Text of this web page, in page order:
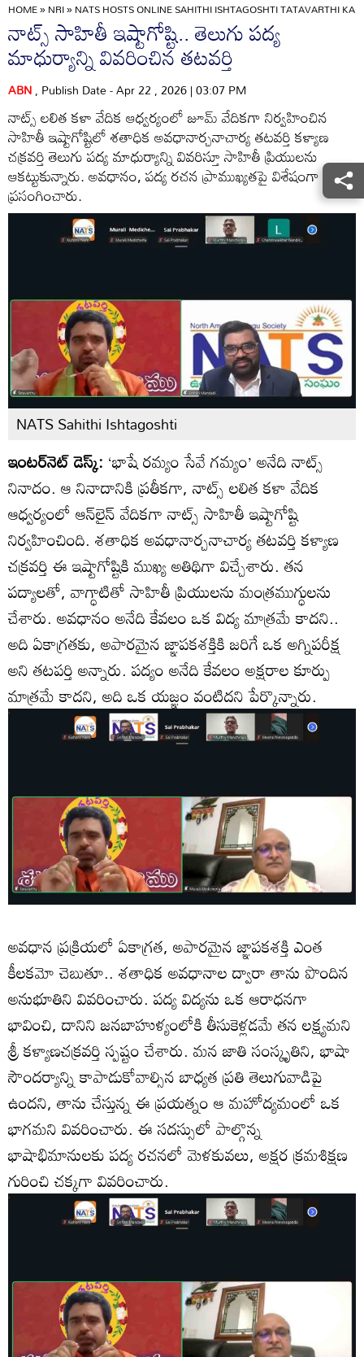
HOME»NRI»NATS HOSTS ONLINE SAHITHI ISHTAGOSHTI TATAVARTHI
నాట్స్ సాహితీ ఇష్టాగోష్టి.. తెలుగు పద్య
మాధుర్యాన్ని వివరించిన తటవర్తి
ABN, Publish Date - Apr 22 , 2026 | 03:07 PM
నాట్స్ లలిత కళా వేదిక ఆధ్వర్యంలో జూమ్ వేదికగా నిర్వహించిన
సాహితీ ఇష్టాగోష్టిలో శతాధిక అవధానార్చనాచార్య తటవర్తి కళ్యాణ
చక్రవర్తి తెలుగు పద్య మాధుర్యాన్ని వివరిస్తూ సాహితీ ప్రియులను
ఆకట్టుకున్నారు. అవధానం, పద్య రచన ప్రాముఖ్యతపై విశేషంగా
ప్రసంగించారు.
NATS Sahithi Ishtagoshti
ఇంటర్‌నెట్ డెస్క్: ‘భాషే రమ్యం సేవే గమ్యం’ అనేది నాట్స్
నినాదం. ఆ నినాదానికి ప్రతీకగా, నాట్స్ లలిత కళా వేదిక
ఆధ్వర్యంలో ఆన్‌లైన్ వేదికగా నాట్స్ సాహితీ ఇష్టాగోష్టి
నిర్వహించింది. శతాధిక అవధానార్చనాచార్య తటవర్తి కళ్యాణ
చక్రవర్తి ఈ ఇష్టాగోష్టికి ముఖ్య అతిథిగా విచ్చేశారు. తన
పద్యాలతో, వాగ్ధాటితో సాహితీ ప్రియులను మంత్రముగ్ధులను
చేశారు. అవధానం అనేది కేవలం ఒక విద్య మాత్రమే కాదని..
అది ఏకాగ్రతకు, అపారమైన జ్ఞాపకశక్తికి జరిగే ఒక అగ్నిపరీక్ష
అని తటపర్తి అన్నారు. పద్యం అనేది కేవలం అక్షరాల కూర్పు
మాత్రమే కాదని, అది ఒక యజ్ఞం వంటిదని పేర్కొన్నారు.
అవధాన ప్రక్రియలో ఏకాగ్రత, అపారమైన జ్ఞాపకశక్తి ఎంత
కీలకమో చెబుతూ.. శతాధిక అవధానాల ద్వారా తాను పొందిన
అనుభూతిని వివరించారు. పద్య విద్యను ఒక ఆరాధనగా
భావించి, దానిని జనబాహుళ్యంలోకి తీసుకెళ్లడమే తన లక్ష్యమని
శ్రీ కళ్యాణచక్రవర్తి స్పష్టం చేశారు. మన జాతి సంస్కృతిని, భాషా
సౌందర్యాన్ని కాపాడుకోవాల్సిన బాధ్యత ప్రతి తెలుగువాడిపై
ఉందని, తాను చేస్తున్న ఈ ప్రయత్నం ఆ మహోద్యమంలో ఒక
భాగమని వివరించారు. ఈ సదస్సులో పాల్గొన్న
భాషాభిమానులకు పద్య రచనలో మెళకువలు, అక్షర క్రమశిక్షణ
గురించి చక్కగా వివరించారు.